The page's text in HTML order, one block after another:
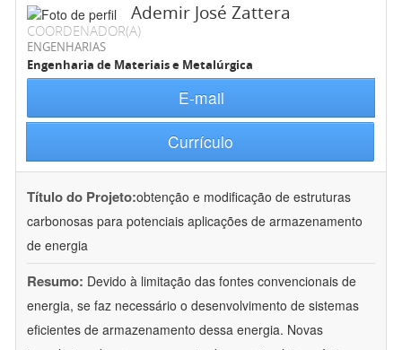
Ademir José Zattera
COORDENADOR(A)
ENGENHARIAS
Engenharia de Materiais e Metalúrgica
E-mail
Currículo
Título do Projeto:obtenção e modificação de estruturas
carbonosas para potenciais aplicações de armazenamento
de energia
Resumo: Devido à limitação das fontes convencionais de
energia, se faz necessário o desenvolvimento de sistemas
eficientes de armazenamento dessa energia. Novas